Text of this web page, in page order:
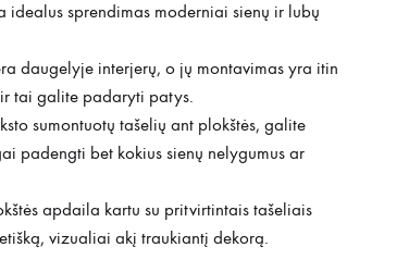
idealus sprendimas moderniai sienų ir lubų
daugelyje interjerų, o jų montavimas yra itin
tai galite padaryti patys.
sumontuotų tašelių ant plokštės, galite
padengti bet kokius sienų nelygumus ar
apdaila kartu su pritvirtintais tašeliais
vizualiai akį traukiantį dekorą.